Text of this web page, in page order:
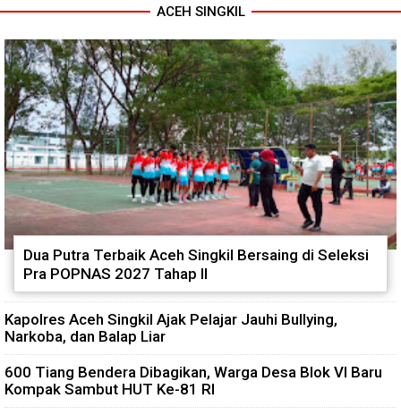
ACEH SINGKIL
Dua Putra Terbaik Aceh Singkil Bersaing di Seleksi
Pra POPNAS 2027 Tahap II
Kapolres Aceh Singkil Ajak Pelajar Jauhi Bullying,
Narkoba, dan Balap Liar
600 Tiang Bendera Dibagikan, Warga Desa Blok VI Baru
Kompak Sambut HUT Ke-81 RI